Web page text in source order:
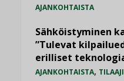
AJANKOHTAISTA
Sähköistyminen
”Tulevat
erilliset
AJANKOHTAISTA,